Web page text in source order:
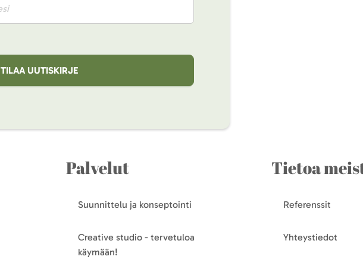
TILAA UUTISKIRJE
Palvelut
Suunnittelu ja konseptointi
Creative studio - tervetuloa
käymään!
Tietoa
Referenssit
Yhteystiedot